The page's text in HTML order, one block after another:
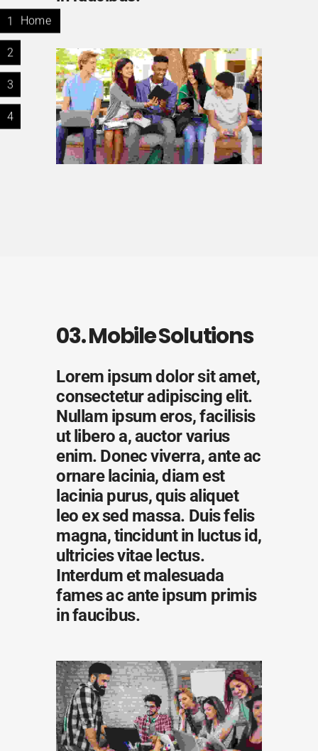
03. Mobile Solutions
Lorem ipsum dolor sit amet,
consectetur adipiscing elit.
Nullam ipsum eros, facilisis
ut libero a, auctor varius
enim. Donec viverra, ante ac
ornare lacinia, diam est
lacinia purus, quis aliquet
leo ex sed massa. Duis felis
magna, tincidunt in luctus id,
ultricies vitae lectus.
Interdum et malesuada
fames ac ante ipsum primis
in faucibus.
1 Home
2
3
4